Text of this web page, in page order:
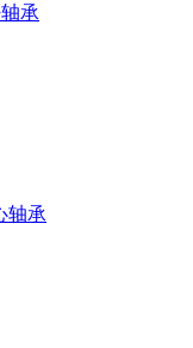
承
轴承